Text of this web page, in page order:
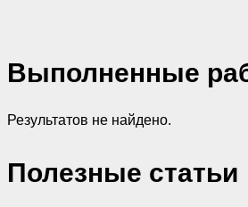
Выполненные
Результатов не найдено.
Полезные статьи